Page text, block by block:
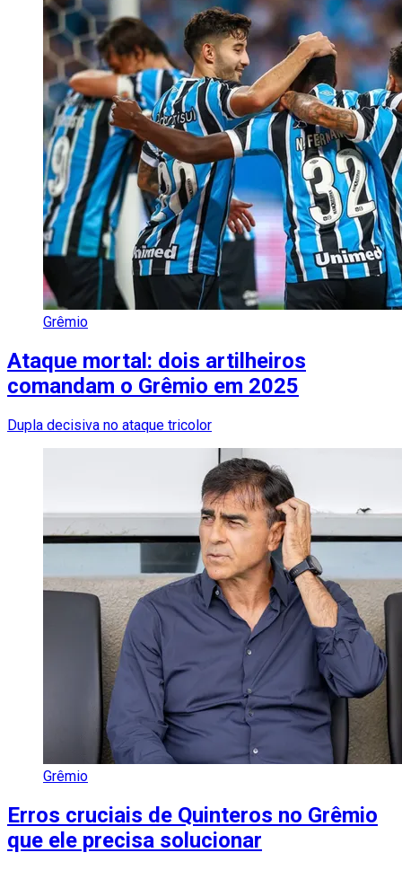
Grêmio
Ataque mortal: dois artilheiros
comandam o Grêmio em 2025
Dupla decisiva no ataque tricolor
Grêmio
Erros cruciais de Quinteros no Grêmio
que ele precisa solucionar